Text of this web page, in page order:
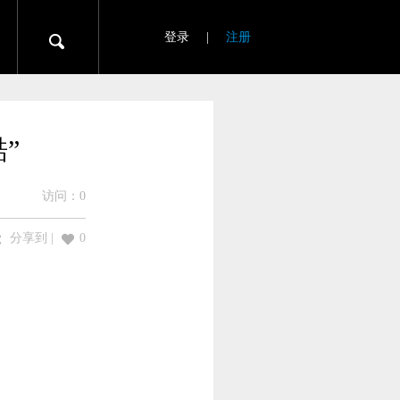
登录 注册
访问： 0
分享到 0